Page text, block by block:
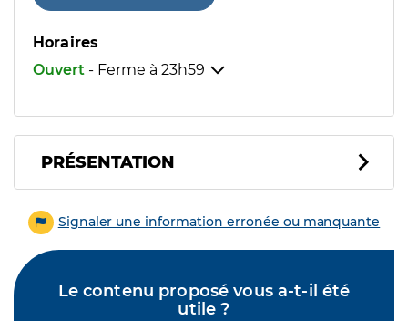
Horaires
Ouvert - Ferme à 23h59
PRÉSENTATION
Signaler une information erronée ou manquante
Le contenu proposé vous a-t-il été
utile ?